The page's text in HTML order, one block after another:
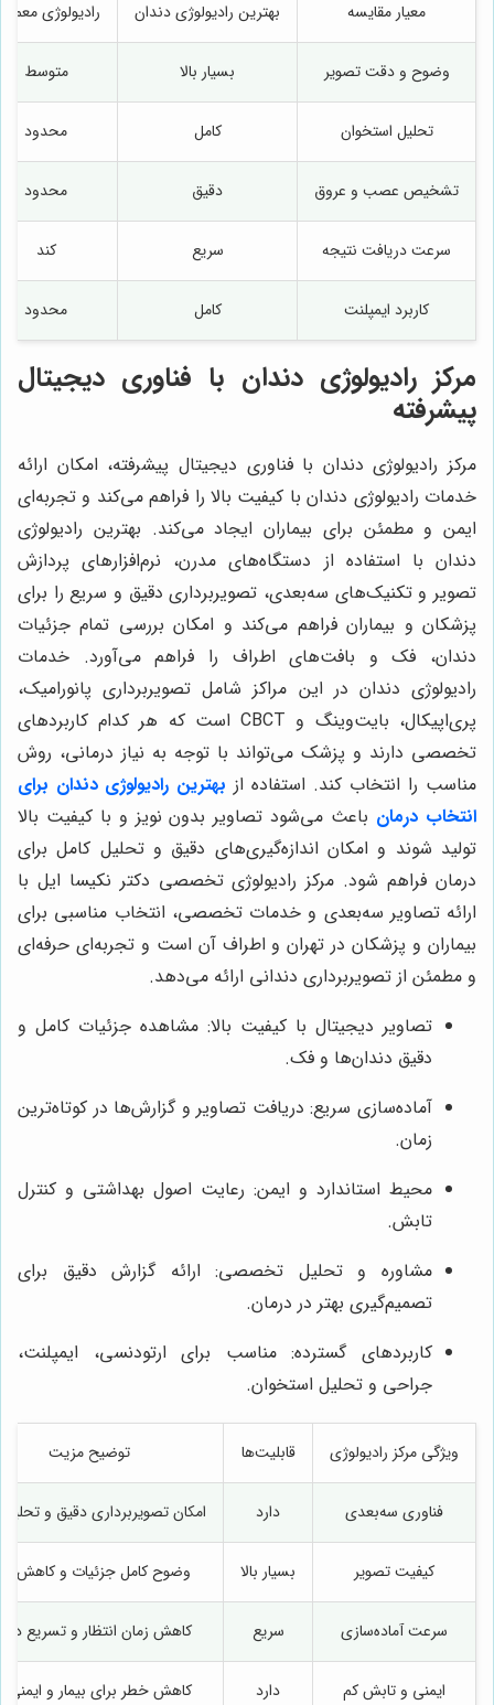
معیار مقایسه بهترین رادیولوژی دندان رادیولوژی
وضوح و دقت تصویر بسیار بالا متوسط
تحلیل استخوان کامل محدود
تشخیص عصب و عروق دقیق محدود
سرعت دریافت نتیجه سریع کند
کاربرد ایمپلنت کامل محدود
پیشرفته
مناسب را انتخاب کند. استفاده از
انتخاب درمان
و مطمئن از تصویربرداری دندانی ارائه می‌دهد.
دقیق دندان‌ها و فک.
زمان.
تابش.
تصمیم‌گیری بهتر در درمان.
جراحی و تحلیل استخوان.
ویژگی مرکز رادیولوژی قابلیت‌ها توضیح مزیت
فناوری سه‌بعدی دارد امکان تصویربرداری دقیق و
کیفیت تصویر بسیار بالا وضوح کامل جزئیات و کاهش
سرعت آماده‌سازی سریع کاهش زمان انتظار و تسریع
ایمنی و تابش کم دارد کاهش خطر برای بیمار و ایمنی